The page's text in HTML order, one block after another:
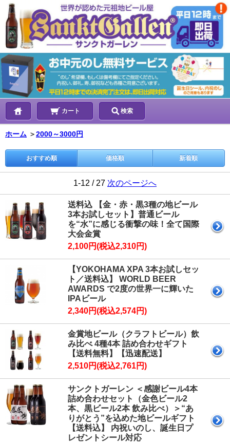
カート 検索
ホーム ＞2000～3000円
おすすめ順 価格順 新着順
1-12 / 27 次のページへ
送料込 【金・赤・黒3種の地ビール
3本お試しセット】普通ビール
を“水”に感じる衝撃の味！全て国際
大会金賞
2,100円(税込2,310円)
【YOKOHAMA XPA 3本お試しセッ
ト／送料込】 WORLD BEER
AWARDS で2度の世界一に輝いた
IPAビール
2,340円(税込2,574円)
金賞地ビール（クラフトビール）飲
み比べ 4種4本 詰め合わせギフト
【送料無料】【迅速配送】
2,510円(税込2,761円)
サンクトガーレン ＜感謝ビール4本
詰め合わせセット（金色ビール2
本、黒ビール2本 飲み比べ）＞“あ
りがとう”を込めた地ビールギフト
【送料込】 内祝いのし、誕生日プ
レゼントシール対応